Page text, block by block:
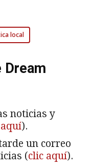
local
Dream
noticias y
).
un correo
(clic aquí).